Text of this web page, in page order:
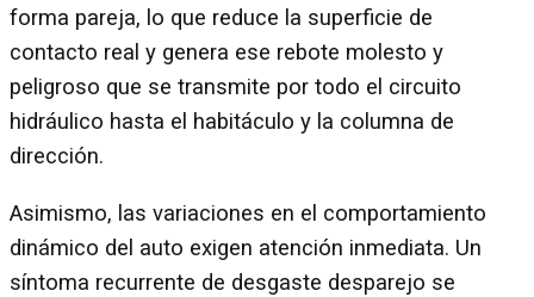
forma pareja, lo que reduce la superficie de
contacto real y genera ese rebote molesto y
peligroso que se transmite por todo el circuito
hidráulico hasta el habitáculo y la columna de
dirección.
Asimismo, las variaciones en el comportamiento
dinámico del auto exigen atención inmediata. Un
síntoma recurrente de desgaste desparejo se